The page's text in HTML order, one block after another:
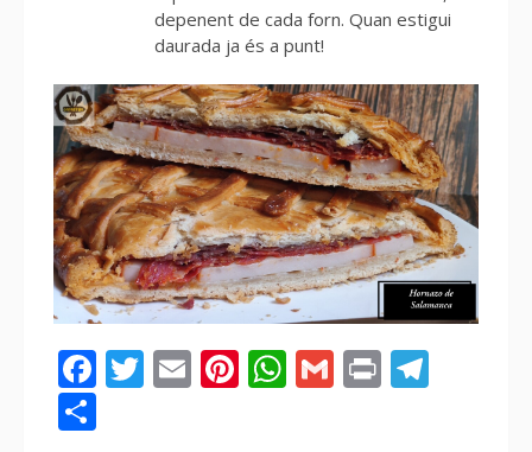
depenent de cada forn. Quan estigui
daurada ja és a punt!
Facebook
Twitter
EmailPinterest
WhatsApp
Gmail
Print